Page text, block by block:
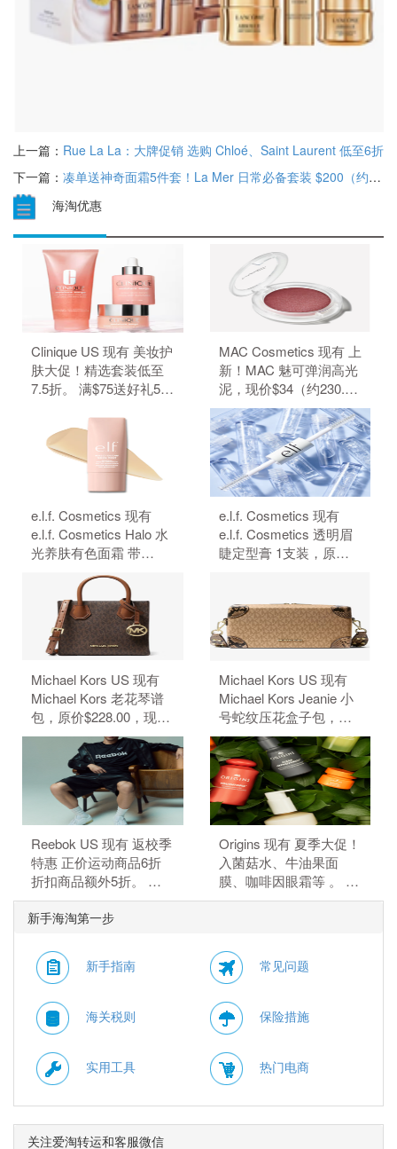
上一篇： Rue La La：大牌促销 选购 Chloé、Saint Laurent 低至6折
下一篇： 凑单送神奇面霜5件套！La Mer 日常必备套装 $200（约1437.3元）
海淘优惠
Clinique US 现有 美妆护
肤大促！精选套装低至
7.5折。 满$75送好礼5
件。 无需使用优惠码。
MAC Cosmetics 现有 上
新！MAC 魅可弹润高光
泥，现价$34（约230.29
元）。 无需使用优惠
码。
e.l.f. Cosmetics 现有
e.l.f. Cosmetics Halo 水
光养肤有色面霜 带
SPF50 防晒，原价
$18，现特价$14（约
94.83元）。 无需使用优
惠码。
e.l.f. Cosmetics 现有
e.l.f. Cosmetics 透明眉
睫定型膏 1支装，原价
码。
Michael Kors US 现有
Michael Kors 老花琴谱
包，原价$228.00，现特
价$50.15（约339.68
元）。 额外8.5折，需要
使用优惠码：
EXTRA15。
Michael Kors US 现有
Michael Kors Jeanie 小
号蛇纹压花盒子包，原
价$428，现特价
$84.99（约575.66
元）。 额外8.5折，需要
使用优惠码：
EXTRA15。
Reebok US 现有 返校季
特惠 正价运动商品6折
折扣商品额外5折。 正
价商品6折，折扣商品额
外5折，需要使用优惠
Origins 现有 夏季大促！
入菌菇水、牛油果面
膜、咖啡因眼霜等 。 订
单满$115赠5件礼，需要
新手海淘第一步
新手指南 常见问题
海关税则 保险措施
实用工具 热门电商
关注爱淘转运和客服微信